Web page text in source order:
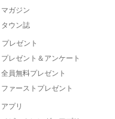
マガジン
タウン誌
プレゼント
プレゼント＆アンケート
全員無料プレゼント
ファーストプレゼント
アプリ